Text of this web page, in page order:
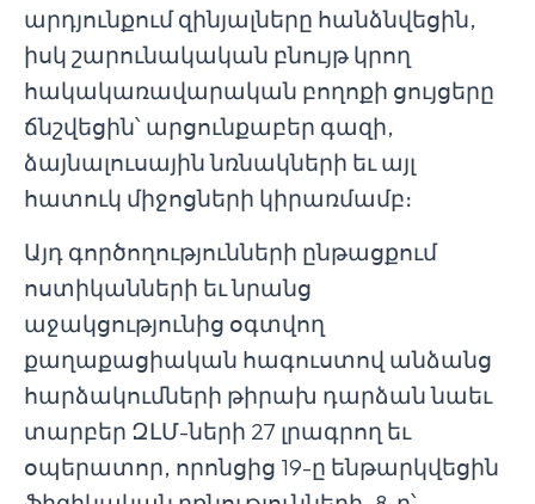
արդյունքում զինյալները հանձնվեցին,
իսկ շարունակական բնույթ կրող
հակակառավարական բողոքի ցույցերը
ճնշվեցին՝ արցունքաբեր գազի,
ձայնալուսային նռնակների եւ այլ
հատուկ միջոցների կիրառմամբ։
Այդ գործողությունների ընթացքում
ոստիկանների եւ նրանց
աջակցությունից օգտվող
քաղաքացիական հագուստով անձանց
հարձակումների թիրախ դարձան նաեւ
տարբեր ԶԼՄ-ների 27 լրագրող եւ
օպերատոր, որոնցից 19-ը ենթարկվեցին